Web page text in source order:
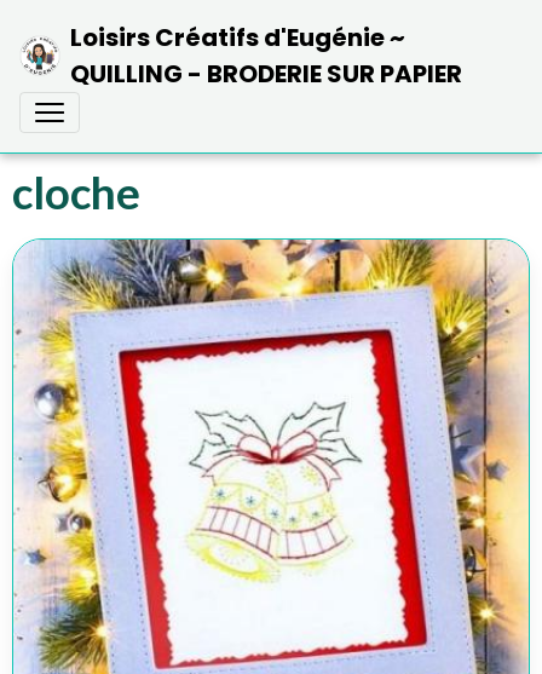
Loisirs Créatifs d'Eugénie ~
QUILLING - BRODERIE SUR PAPIER
cloche